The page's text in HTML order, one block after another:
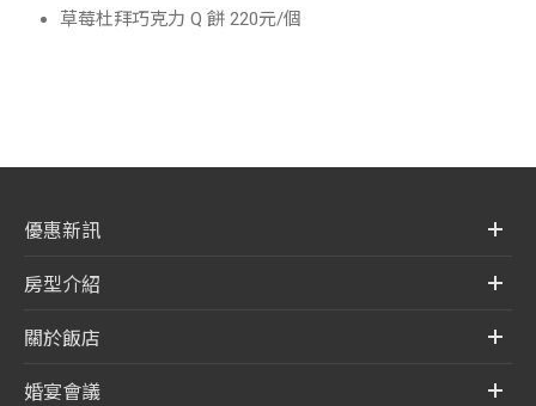
草莓杜拜巧克力 Q 餅 220元/個
優惠新訊
房型介紹
關於飯店
婚宴會議